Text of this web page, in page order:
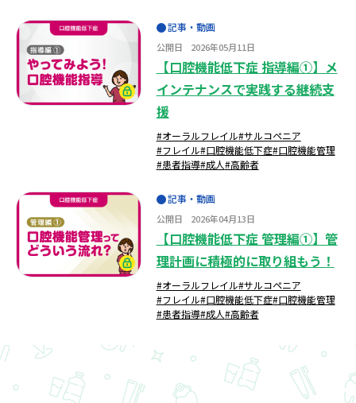
記事・動画
公開日 2026年05月11日
【口腔機能低下症 指導編①】メ
インテナンスで実践する継続支
援
#オーラルフレイル#サルコペニア
#フレイル#口腔機能低下症#口腔機能管理
#患者指導#成人#高齢者
記事・動画
公開日 2026年04月13日
【口腔機能低下症 管理編①】管
理計画に積極的に取り組もう！
#オーラルフレイル#サルコペニア
#フレイル#口腔機能低下症#口腔機能管理
#患者指導#成人#高齢者